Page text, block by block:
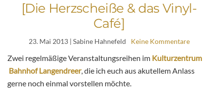
[Die Herzscheiße & das Vinyl-
Café]
23. Mai 2013| Sabine Hahnefeld Keine Kommentare
Zwei regelmäßige Veranstaltungsreihen im Kulturzentrum
Bahnhof Langendreer, die ich euch aus akutellem Anlass
gerne noch einmal vorstellen möchte.